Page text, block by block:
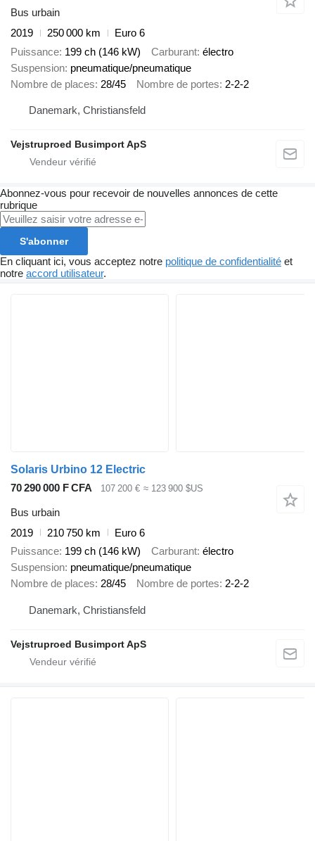
Bus urbain
2019
250 000 km
Euro 6
Puissance 199 ch (146 kW) Carburant électro
Suspension pneumatique/pneumatique
Nombre de places 28/45 Nombre de portes 2-2-2
Danemark, Christiansfeld
Vejstruproed Busimport ApS
Abonnez-vous pour recevoir de nouvelles annonces de cette
rubrique
S'abonner
En cliquant ici, vous acceptez notre politique de confidentialité et
notre accord utilisateur.
Solaris Urbino 12 Electric
70 290 000 F CFA
107 200 € ≈ 123 900 $US
Bus urbain
2019
210 750 km
Euro 6
Puissance 199 ch (146 kW) Carburant électro
Suspension pneumatique/pneumatique
Nombre de places 28/45 Nombre de portes 2-2-2
Danemark, Christiansfeld
Vejstruproed Busimport ApS